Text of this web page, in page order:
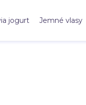
jogurt Jemné vlasy